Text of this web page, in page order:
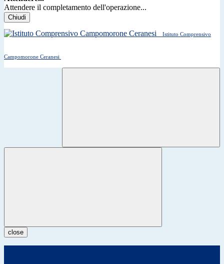
Attendere il completamento dell'operazione...
Chiudi
Istituto Comprensivo
Campomorone Ceranesi
close